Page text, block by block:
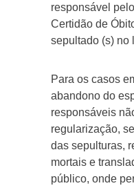
responsável
Certidão de
sepultado (s) no
Para os casos
abandono do
responsáveis
regularização,
das sepulturas,
mortais e
público, onde